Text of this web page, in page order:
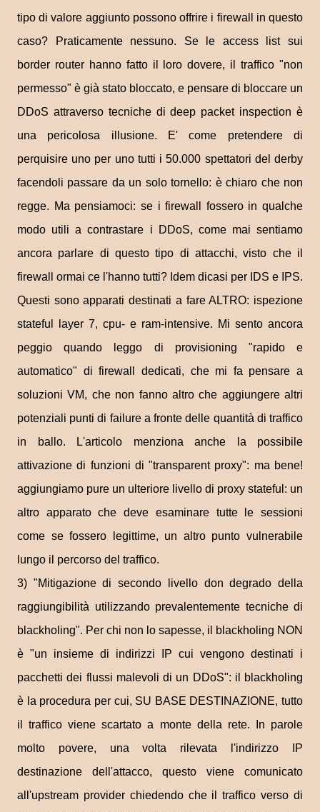
tipo di valore aggiunto possono offrire i firewall in questo
caso? Praticamente nessuno. Se le access list sui
border router hanno fatto il loro dovere, il traffico "non
permesso" è già stato bloccato, e pensare di bloccare un
DDoS attraverso tecniche di deep packet inspection è
una pericolosa illusione. E' come pretendere di
perquisire uno per uno tutti i 50.000 spettatori del derby
facendoli passare da un solo tornello: è chiaro che non
regge. Ma pensiamoci: se i firewall fossero in qualche
modo utili a contrastare i DDoS, come mai sentiamo
ancora parlare di questo tipo di attacchi, visto che il
firewall ormai ce l'hanno tutti? Idem dicasi per IDS e IPS.
Questi sono apparati destinati a fare ALTRO: ispezione
stateful layer 7, cpu- e ram-intensive. Mi sento ancora
peggio quando leggo di provisioning "rapido e
automatico" di firewall dedicati, che mi fa pensare a
soluzioni VM, che non fanno altro che aggiungere altri
potenziali punti di failure a fronte delle quantità di traffico
in ballo. L'articolo menziona anche la possibile
attivazione di funzioni di "transparent proxy": ma bene!
aggiungiamo pure un ulteriore livello di proxy stateful: un
altro apparato che deve esaminare tutte le sessioni
come se fossero legittime, un altro punto vulnerabile
lungo il percorso del traffico.
3) "Mitigazione di secondo livello don degrado della
raggiungibilità utilizzando prevalentemente tecniche di
blackholing". Per chi non lo sapesse, il blackholing NON
è "un insieme di indirizzi IP cui vengono destinati i
pacchetti dei flussi malevoli di un DDoS": il blackholing
è la procedura per cui, SU BASE DESTINAZIONE, tutto
il traffico viene scartato a monte della rete. In parole
molto povere, una volta rilevata l'indirizzo IP
destinazione dell'attacco, questo viene comunicato
all'upstream provider chiedendo che il traffico verso di